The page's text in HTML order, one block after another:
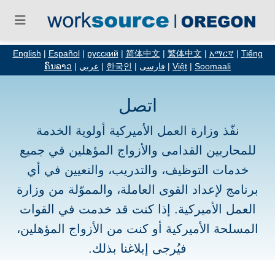
English Español русский 简体中文 繁体中文 አማርኛ
Tiếng
Việt
Soomaali فارسی 한국인 عربي ຄົນລາວ
اتصل
نفّذ وزارة العمل الأميركية أولوية الخدمة
للمحاربين القدامى والأزواج المؤهلين في جميع
خدمات التوظيف، والتدريب، والتعيين في أي
برنامج لإعداد القوى العاملة، والمموّلة من وزارة
العمل الأميركية. إذا كنت قد خدمت في القوات
المسلحة الأميركية أو كنت من الأزواج المؤهلين،
فيُرجى إبلاغنا بذلك.